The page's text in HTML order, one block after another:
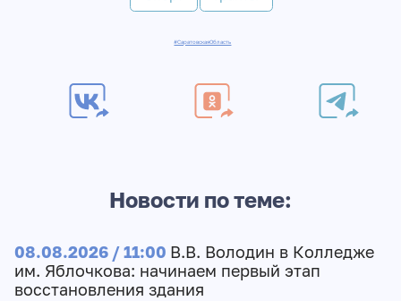
#СаратовскаяОбласть
Новости по теме:
08.08.2026 / 11:00 В.В. Володин в Колледже
им. Яблочкова: начинаем первый этап
восстановления здания